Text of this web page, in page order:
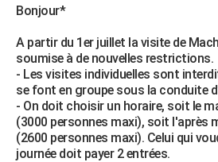
Essais
Réserver un essai
Citadines
Berlines
SUV
Forum auto
+HIGH-TECH
Mobiles
Meilleur smartphone
Internet
Ordinateurs
Jeux vidéo
Guide high-tech
+BRICOLAGE
Forum
Aménagement intérieur
Extérieur
Cuisine
Salle de bains
Jardinage
Rangement
WEEK-END
Guides de France
Escapades
Patrimoine
Expositions
Musées
Week-end nature
+LIFESTYLE
Art de vivre
Bien-être
Loisirs
ModeModes de vie
SANTE
Bonjour*
A partir du 1er juillet la visite de
soumise à de nouvelles restrictions.
- Les visites individuelles sont
se font en groupe sous la conduite
- On doit choisir un horaire, soit le
(3000 personnes maxi), soit l'après
(2600 personnes maxi). Celui qui
journée doit payer 2 entrées.